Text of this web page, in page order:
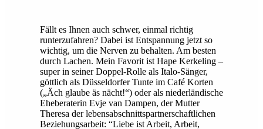
Fällt es Ihnen auch schwer, einmal richtig
runterzufahren? Dabei ist Entspannung jetzt so
wichtig, um die Nerven zu behalten. Am besten
durch Lachen. Mein Favorit ist Hape Kerkeling –
super in seiner Doppel-Rolle als Italo-Sänger,
göttlich als Düsseldorfer Tunte im Café Korten
(„Äch glaube äs nächt!“) oder als niederländische
Eheberaterin Evje van Dampen, der Mutter
Theresa der lebensabschnittspartnerschaftlichen
Beziehungsarbeit: “Liebe ist Arbeit, Arbeit,